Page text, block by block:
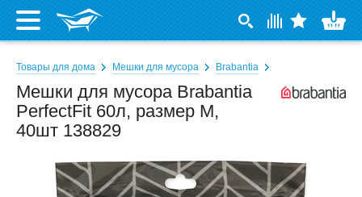
Товары для дома Мешки для мусора Brabantia
Мешки для мусора Brabantia
PerfectFit 60л, размер M,
40шт 138829